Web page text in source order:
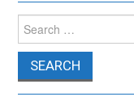
Search for: